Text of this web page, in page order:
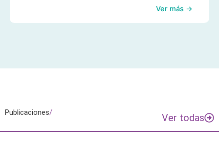
Ver más →
Publicaciones/ Ver todas